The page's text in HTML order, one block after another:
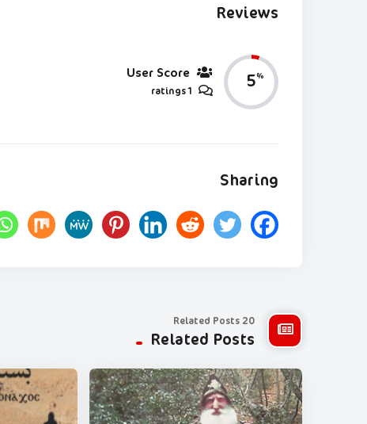
Reviews
5%
User Score
1 ratings
Sharing
20 Related Posts
Related Posts